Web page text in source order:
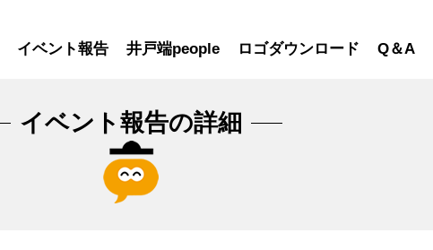
イベント報告 井戸端people ロゴダウンロード Q＆A
イベント報告の詳細